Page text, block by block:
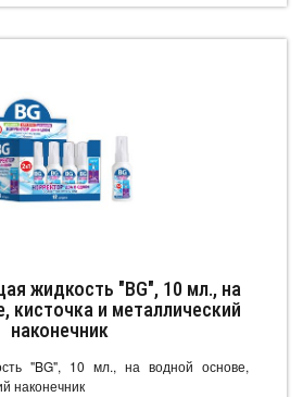
жидкость "BG", 10 мл., на
кисточка и металлический
наконечник
"BG", 10 мл., на водной основе,
наконечник